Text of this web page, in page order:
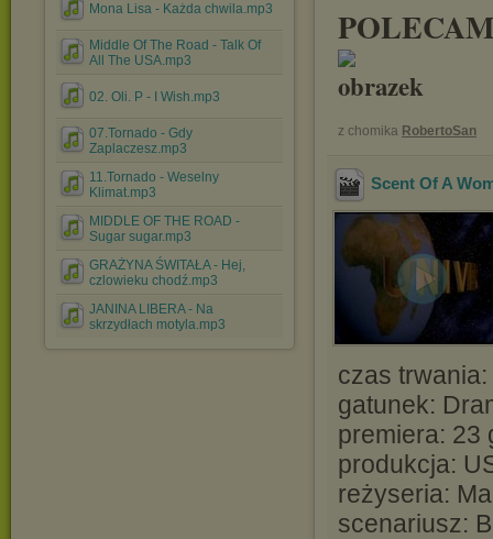
Mona Lisa - Każda chwila.mp3
Middle Of The Road - Talk Of
All The USA.mp3
02. Oli. P - I Wish.mp3
07.Tornado - Gdy
Zaplaczesz.mp3
11.Tornado - Weselny
Klimat.mp3
MIDDLE OF THE ROAD -
Sugar sugar.mp3
GRAŻYNA ŚWITAŁA - Hej,
czlowieku chodź.mp3
JANINA LIBERA - Na
skrzydłach motyla.mp3
z chomika RobertoSan
Scent Of A
czas
gatunek:
premiera: 23
produkcja:
reżyseria:
scenariusz: